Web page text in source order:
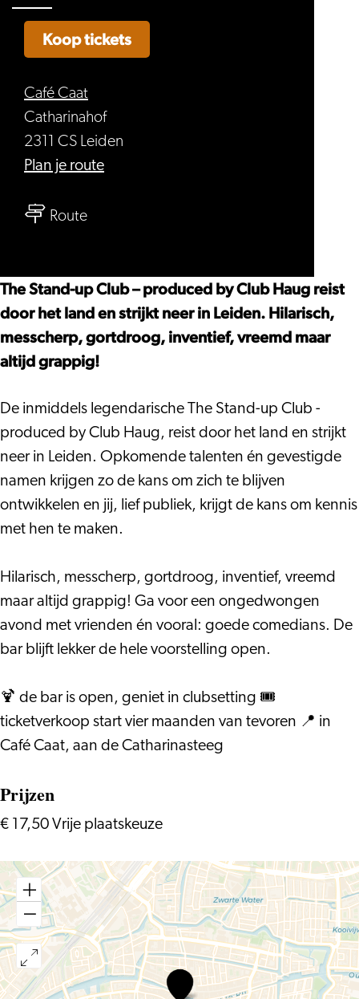
Café Caat
Catharinahof
2311 CS Leiden
Plan je routenaar
Stand-
up
Club
Routenaar
–
The
Stand-
up
#6
Koop tickets
The Stand-up Club – produced by Club Haug reist
door het land en strijkt neer in Leiden. Hilarisch,
messcherp, gortdroog, inventief, vreemd maar
altijd grappig!
De inmiddels legendarische The Stand-up Club -
produced by Club Haug, reist door het land en strijkt
neer in Leiden. Opkomende talenten én gevestigde
namen krijgen zo de kans om zich te blijven
ontwikkelen en jij, lief publiek, krijgt de kans om kennis
met hen te maken.
Hilarisch, messcherp, gortdroog, inventief, vreemd
maar altijd grappig! Ga voor een ongedwongen
avond met vrienden én vooral: goede comedians. De
bar blijft lekker de hele voorstelling open.
🍹 de bar is open, geniet in clubsetting 🎟️
ticketverkoop start vier maanden van tevoren 📍 in
Café Caat, aan de Catharinasteeg
Prijzen
€ 17,50 Vrije plaatskeuze
Caat
Comedy